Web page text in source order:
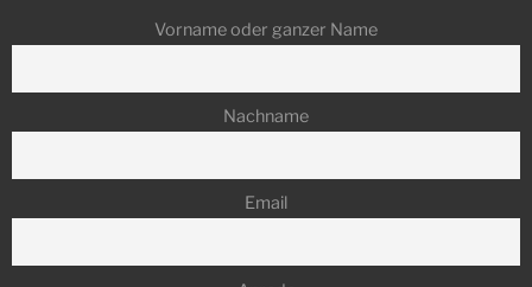
Vorname oder ganzer Name
Nachname
Email